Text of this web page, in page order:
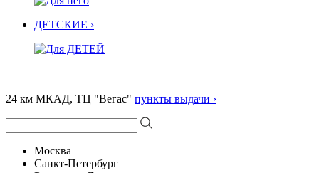
ДЕТСКИЕ ›
24 км МКАД, ТЦ "Вегас" пункты выдачи ›
Москва
Санкт-Петербург